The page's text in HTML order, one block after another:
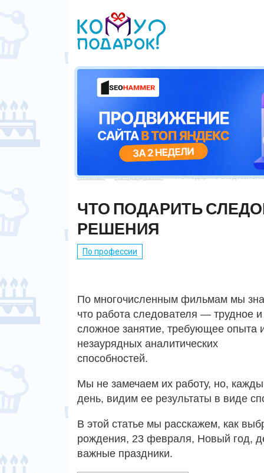
Главная  По профессии  Что подарить
ЧТО ПОДАРИТЬ
РЕШЕНИЯ
По профессии
По многочисленным фильмам мы
что работа следователя — трудное и
сложное занятие, требующее опыта
незаурядных аналитических
способностей.
Мы не замечаем их работу, но,
день, видим ее результаты в виде
В этой статье мы расскажем, как
рождения, 23 февраля, Новый год,
важные праздники.